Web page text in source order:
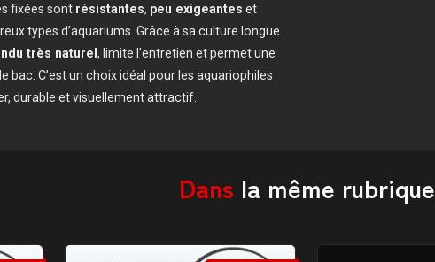
fixées sont résistantes, peu exigeantes et
types d’aquariums. Grâce à sa culture longue
très naturel, limite l'entretien et permet une
bac. C’est un choix idéal pour les aquariophiles
durable et visuellement attractif.
Dans la même rubrique